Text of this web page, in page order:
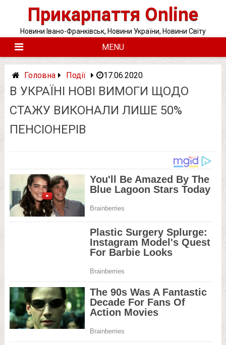
Прикарпаття Online
Новини Івано-Франківськ, Новини України, Новини Світу
MENU
Головна Події 17.06.2020
В УКРАЇНІ НОВІ ВИМОГИ ЩОДО
СТАЖУ ВИКОНАЛИ ЛИШЕ 50%
ПЕНСІОНЕРІВ